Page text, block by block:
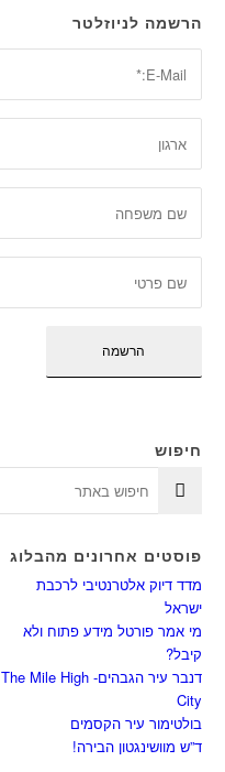
הרשמה לניוזלטר
חיפוש
פוסטים אחרונים מהבלוג
מדד דיוק אלטרנטיבי לרכבת
ישראל
מי אמר פורטל מידע פתוח ולא
קיבל?
דנבר עיר הגבהים- The Mile High
City
בולטימור עיר הקסמים
ד”ש מוושינגטון הבירה!